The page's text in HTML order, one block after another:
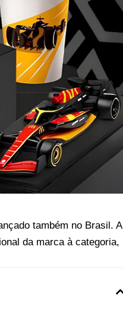
também no Brasil. A
da marca à categoria,